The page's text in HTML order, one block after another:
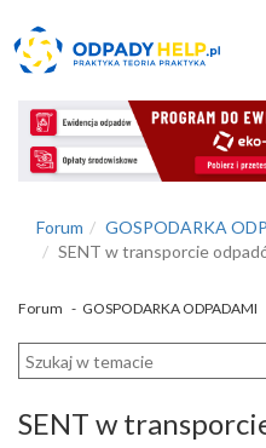
Forum
GOSPODARKA
SENT w transporcie
Forum - GOSPODARKA ODPADAMI
SENT w